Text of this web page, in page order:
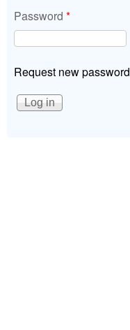
Password *
Request new password